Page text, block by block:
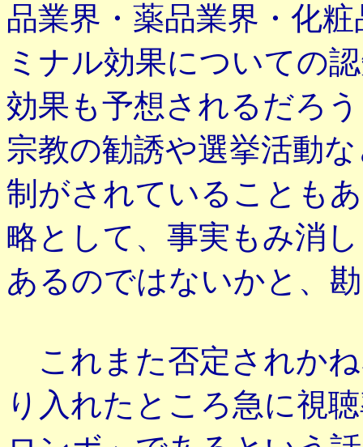
品業界・薬品業界・化
ミナル効果についての
効果も予想されるだろ
宗教の勧誘や選挙活動
制がされていることも
略として、事実もみ消
あるのではないかと、
これまた否定されか
り入れたところ急に視